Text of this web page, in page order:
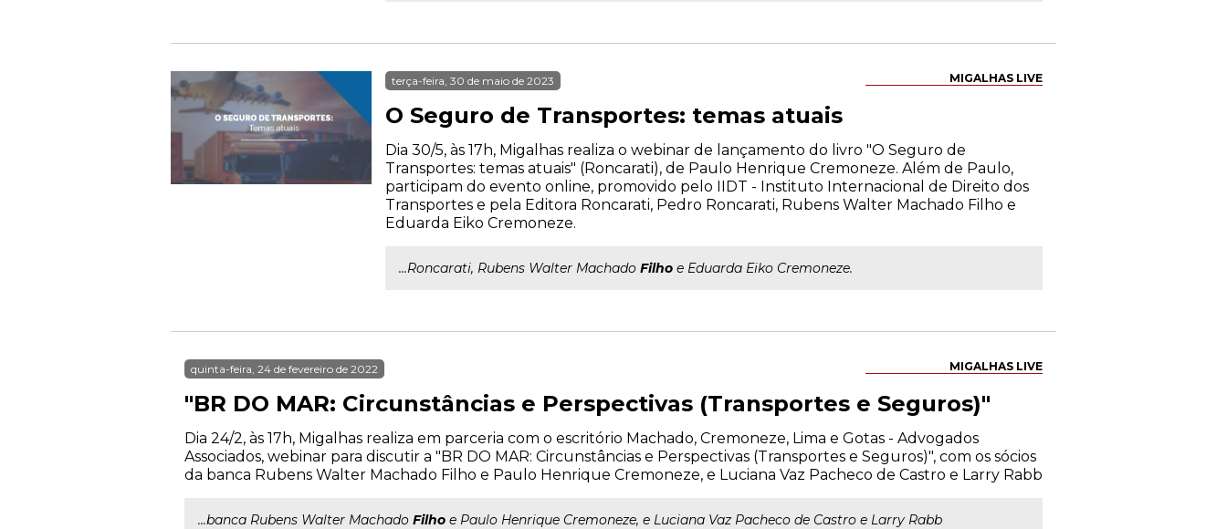
MIGALHAS LIVE
terça-feira, 30 de maio de 2023
O Seguro de Transportes: temas atuais
Dia 30/5, às 17h, Migalhas realiza o webinar de lançamento do livro "O Seguro de
Transportes: temas atuais" (Roncarati), de Paulo Henrique Cremoneze. Além de Paulo,
participam do evento online, promovido pelo IIDT - Instituto Internacional de Direito dos
Transportes e pela Editora Roncarati, Pedro Roncarati, Rubens Walter Machado Filho e
Eduarda Eiko Cremoneze.
...Roncarati, Rubens Walter Machado Filho e Eduarda Eiko Cremoneze.
MIGALHAS LIVE
quinta-feira, 24 de fevereiro de 2022
"BR DO MAR: Circunstâncias e Perspectivas (Transportes e Seguros)"
Dia 24/2, às 17h, Migalhas realiza em parceria com o escritório Machado, Cremoneze, Lima e Gotas - Advogados
Associados, webinar para discutir a "BR DO MAR: Circunstâncias e Perspectivas (Transportes e Seguros)", com os sócios
da banca Rubens Walter Machado Filho e Paulo Henrique Cremoneze, e Luciana Vaz Pacheco de Castro e Larry Rabb
...banca Rubens Walter Machado Filho e Paulo Henrique Cremoneze, e Luciana Vaz Pacheco de Castro e Larry Rabb